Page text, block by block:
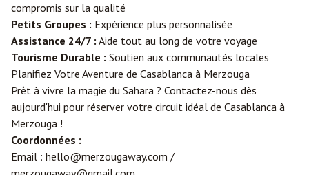
compromis sur la qualité
Petits Groupes : Expérience plus personnalisée
Assistance 24/7 : Aide tout au long de votre voyage
Tourisme Durable : Soutien aux communautés locales
Planifiez Votre Aventure de Casablanca à Merzouga
Prêt à vivre la magie du Sahara ? Contactez-nous dès
aujourd'hui pour réserver votre circuit idéal de Casablanca à
Merzouga !
Coordonnées :
Email : hello@merzougaway.com /